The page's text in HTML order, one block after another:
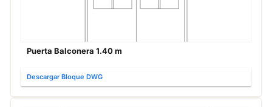
Puerta Balconera 1.40 m
Descargar Bloque DWG